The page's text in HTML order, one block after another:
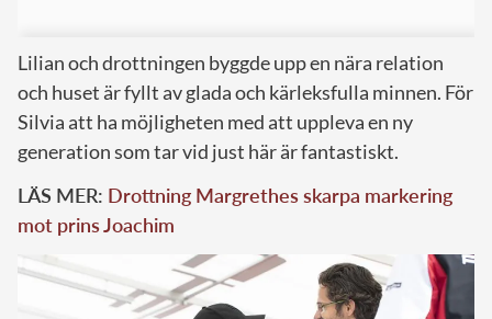
Lilian och drottningen byggde upp en nära relation
och huset är fyllt av glada och kärleksfulla minnen. För
Silvia att ha möjligheten med att uppleva en ny
generation som tar vid just här är fantastiskt.
LÄS MER: Drottning Margrethes skarpa markering
mot prins Joachim